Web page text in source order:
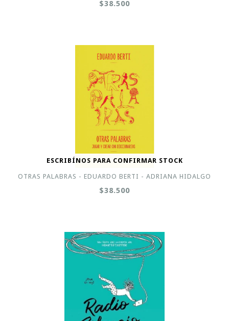
$38.500
ESCRIBÍNOS PARA CONFIRMAR STOCK
OTRAS PALABRAS - EDUARDO BERTI - ADRIANA HIDALGO
$38.500